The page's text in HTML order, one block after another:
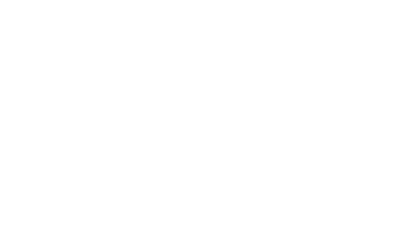
Devojka joj pružila r...